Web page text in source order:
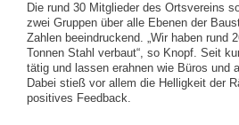
Die rund 30 Mitglieder des Ortsvereins
zwei Gruppen über alle Ebenen der
Zahlen beeindruckend. „Wir haben rund
Tonnen Stahl verbaut“, so Knopf. Seit
tätig und lassen erahnen wie Büros und
Dabei stieß vor allem die Helligkeit der
positives Feedback.